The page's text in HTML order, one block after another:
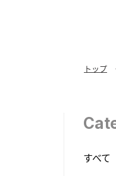
トップ
すべて